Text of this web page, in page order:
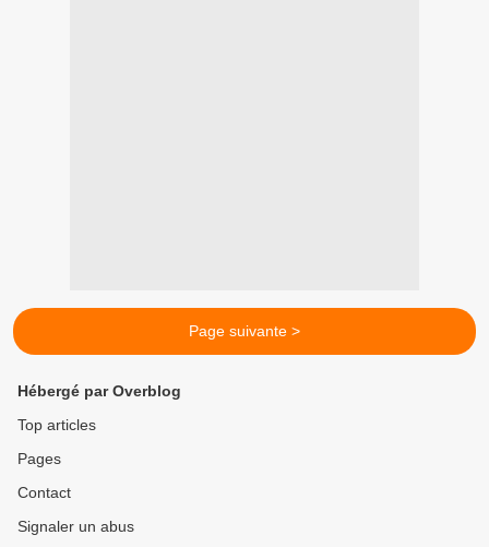
Page suivante >
Hébergé par Overblog
Top articles
Pages
Contact
Signaler un abus